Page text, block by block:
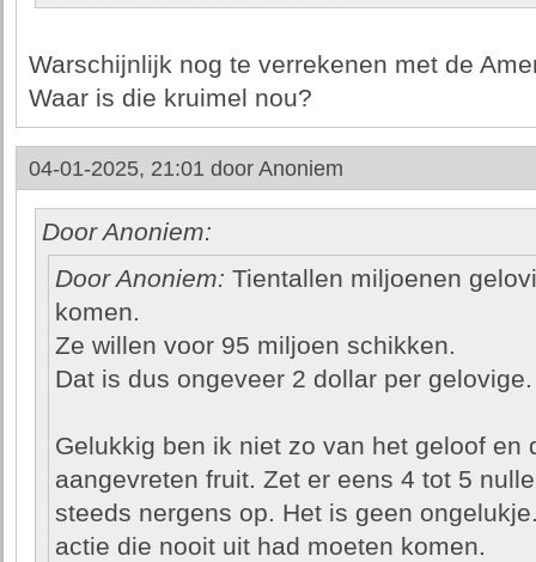
Warschijnlijk nog te verrekenen met de
Waar is die kruimel nou?
04-01-2025, 21:01 door Anoniem
Door Anoniem:
Door Anoniem: Tientallen miljoenen
komen.
Ze willen voor 95 miljoen schikken.
Dat is dus ongeveer 2 dollar per gelovige.
Gelukkig ben ik niet zo van het geloof en
aangevreten fruit. Zet er eens 4 tot 5
steeds nergens op. Het is geen
actie die nooit uit had moeten komen.